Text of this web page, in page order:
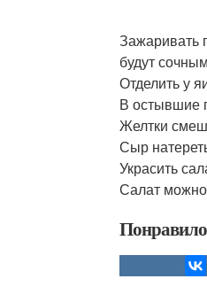
Зажаривать
будут
Отделить у
В остывшие
Желтки
Сыр
Украсить
Салат можно